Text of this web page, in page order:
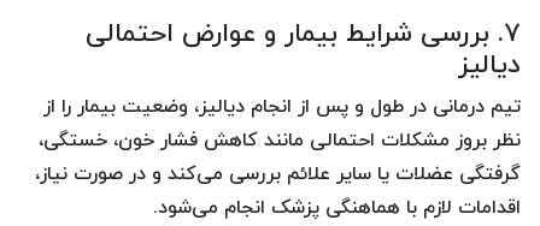
۷. بررسی شرایط بیمار و عوارض احتمالی
دیالیز
تیم درمانی در طول و پس از انجام دیالیز، وضعیت بیمار را از
نظر بروز مشکلات احتمالی مانند کاهش فشار خون، خستگی،
گرفتگی عضلات یا سایر علائم بررسی می‌کند و در صورت نیاز،
اقدامات لازم با هماهنگی پزشک انجام می‌شود.